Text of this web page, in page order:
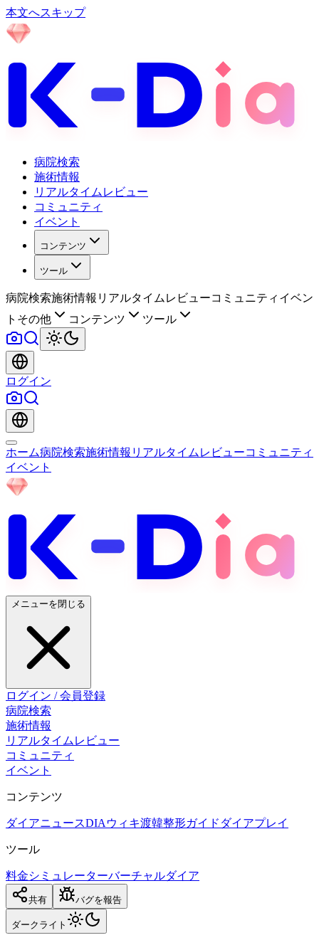
本文へスキップ
病院検索
施術情報
リアルタイムレビュー
コミュニティ
イベント
コンテンツ
ツール
病院検索施術情報 リアルタイムレビューコミュニティ イベン
ト その他 コンテンツ ツール
ログイン
ホーム病院検索施術情報 リアルタイムレビューコミュニティ
イベント
メニューを閉じる
ログイン / 会員登録
病院検索
施術情報
リアルタイムレビュー
コミュニティ
イベント
コンテンツ
ダイアニュースDIAウィキ渡韓整形ガイド ダイアプレイ
ツール
料金シミュレーターバーチャルダイア
共有 バグを報告
ダーク ライト